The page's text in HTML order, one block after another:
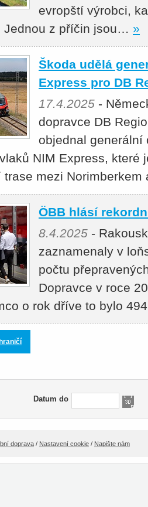
evropští výrobci,
Jednou z příčin jsou… »
Škoda udělá
Express pro DB
17.4.2025 -
dopravce DB
objednal generální
NIM Express, které
trase mezi
ÖBB hlásí
8.4.2025 -
zaznamenaly v
počtu
Dopravce v roce
o rok dříve to bylo
Datum do
doprava / Nastavení cookie / Napište nám